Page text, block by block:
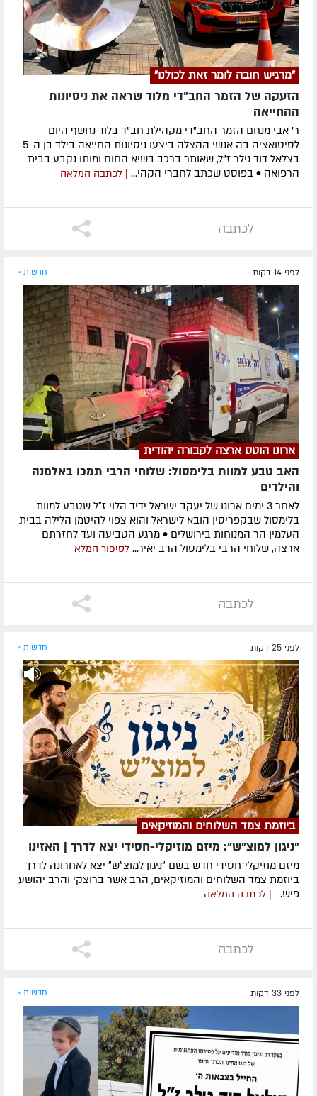
"מרגיש חובה לומר זאת לכולנו"
הזעקה של הזמר החב"די מלוד שראה את ניסיונות
ההחייאה
ר' אבי מנחם הזמר החב"די מקהילת חב"ד בלוד נחשף היום
לסיטואציה בה אנשי ההצלה ביצעו ניסיונות החייאה בילד בן ה-5
בצלאל דוד גילר ז"ל, שאותר ברכב בשיא החום ומותו נקבע בבית
הרפואה • בפוסט שכתב לחברי הקהי...
| לכתבה המלאה
לכתבה
לפני 14 דקות חדשות »
ארונו הוטס ארצה לקבורה יהודית
האב טבע למוות בלימסול: שלוחי הרבי תמכו באלמנה
והילדים
לאחר 3 ימים ארונו של יעקב ישראל ידיד הלוי ז״ל שטבע למוות
בלימסול שבקפריסין הובא לישראל והוא צפוי להיטמן הלילה בבית
העלמין הר המנוחות בירושלים • מרגע הטביעה ועד לחזרתם
ארצה, שלוחי הרבי בלימסול הרב יאיר... לסיפור המלא
לכתבה
לפני 25 דקות חדשות »
ביוזמת צמד השלוחים והמוזיקאים
"ניגון למוצ"ש": מיזם מוזיקלי-חסידי יצא לדרך | האזינו
מיזם מוזיקלי־חסידי חדש בשם ״ניגון למוצ״ש״ יצא לאחרונה לדרך
ביוזמת צמד השלוחים והמוזיקאים, הרב אשר ברוצקי והרב יהושע
פיש. | לכתבה המלאה
לכתבה
לפני 33 דקות חדשות »